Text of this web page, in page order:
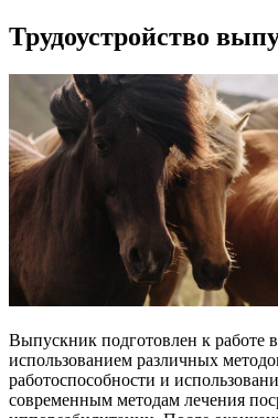
Трудоустройство
Выпускник подготовлен к работе
использованием различных
работоспособности и
современным методам лечения